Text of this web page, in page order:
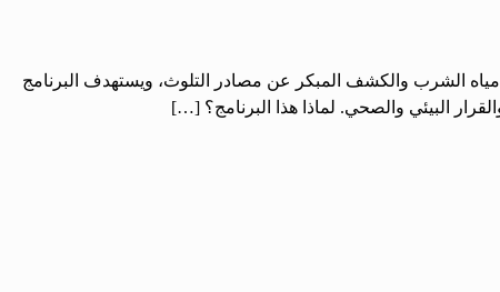
مياه الشرب والكشف المبكر عن مصادر التلوث، ويستهدف البرنامج
البيئي والصحي. لماذا هذا البرنامج؟ […]